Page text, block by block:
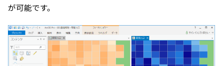
が可能です。